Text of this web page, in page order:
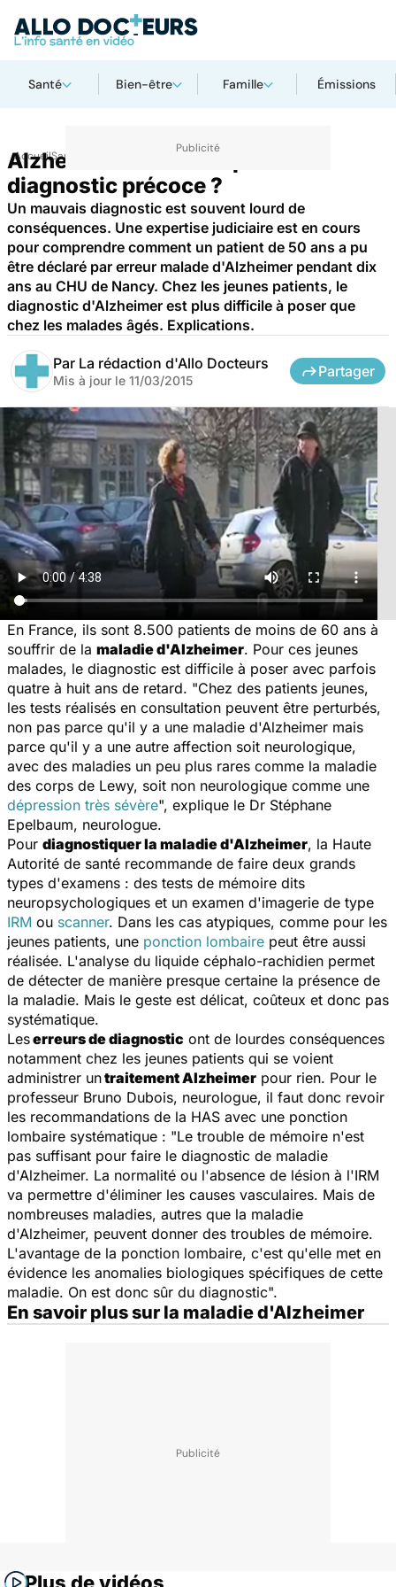
Santé Bien-être Famille Émissions
AccueilSanté
Alzheimer : comment poser un
diagnostic précoce ?
Un mauvais diagnostic est souvent lourd de
conséquences. Une expertise judiciaire est en cours
pour comprendre comment un patient de 50 ans a pu
être déclaré par erreur malade d'Alzheimer pendant dix
ans au CHU de Nancy. Chez les jeunes patients, le
diagnostic d'Alzheimer est plus difficile à poser que
chez les malades âgés. Explications.
Par La rédaction d'Allo Docteurs
Mis à jour le 11/03/2015
Partager
En France, ils sont 8.500 patients de moins de 60 ans à
souffrir de la maladie d'Alzheimer. Pour ces jeunes
malades, le diagnostic est difficile à poser avec parfois
quatre à huit ans de retard. "Chez des patients jeunes,
les tests réalisés en consultation peuvent être perturbés,
non pas parce qu'il y a une maladie d'Alzheimer mais
parce qu'il y a une autre affection soit neurologique,
avec des maladies un peu plus rares comme la maladie
des corps de Lewy, soit non neurologique comme une
dépression très sévère", explique le Dr Stéphane
Epelbaum, neurologue.
Pour diagnostiquer la maladie d'Alzheimer, la Haute
Autorité de santé recommande de faire deux grands
types d'examens : des tests de mémoire dits
neuropsychologiques et un examen d'imagerie de type
IRM ou scanner. Dans les cas atypiques, comme pour les
jeunes patients, une ponction lombaire peut être aussi
réalisée. L'analyse du liquide céphalo-rachidien permet
de détecter de manière presque certaine la présence de
la maladie. Mais le geste est délicat, coûteux et donc pas
systématique.
Leserreurs de diagnostic ont de lourdes conséquences
notamment chez les jeunes patients qui se voient
administrer untraitement Alzheimer pour rien. Pour le
professeur Bruno Dubois, neurologue, il faut donc revoir
les recommandations de la HAS avec une ponction
lombaire systématique : "Le trouble de mémoire n'est
pas suffisant pour faire le diagnostic de maladie
d'Alzheimer. La normalité ou l'absence de lésion à l'IRM
va permettre d'éliminer les causes vasculaires. Mais de
nombreuses maladies, autres que la maladie
d'Alzheimer, peuvent donner des troubles de mémoire.
L'avantage de la ponction lombaire, c'est qu'elle met en
évidence les anomalies biologiques spécifiques de cette
maladie. On est donc sûr du diagnostic".
En savoir plus sur la maladie d'Alzheimer